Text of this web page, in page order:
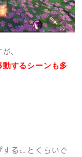
、
するシーンも多
ることくらいで